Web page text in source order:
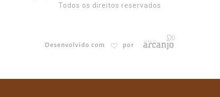
Todos os direitos reservados